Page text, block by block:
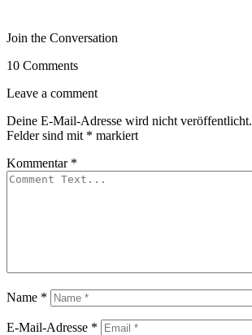
Join the Conversation
10 Comments
Leave a comment
Deine E-Mail-Adresse wird nicht veröffentlicht.
Felder sind mit * markiert
Kommentar *
Name *
E-Mail-Adresse *